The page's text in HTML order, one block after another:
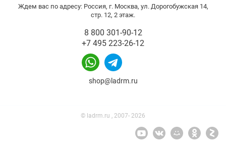
Ждем вас по адресу: Россия, г. Москва, ул. Дорогобужская 14,
стр. 12, 2 этаж.
8 800 301-90-12
+7 495 223-26-12
shop@ladrm.ru
© ladrm.ru , 2007- 2026